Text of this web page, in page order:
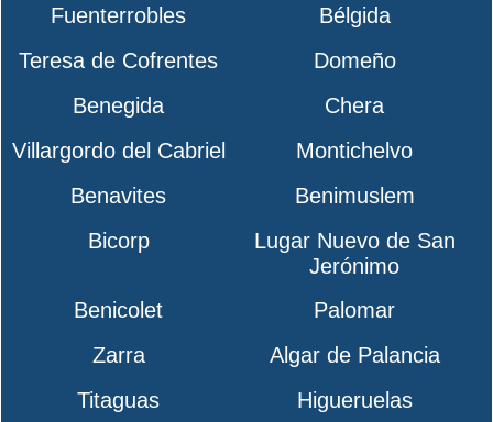
Fuenterrobles
Bélgida
Teresa de Cofrentes
Domeño
Benegida
Chera
Villargordo del Cabriel
Montichelvo
Benavites
Benimuslem
Bicorp
Lugar Nuevo de San
Jerónimo
Benicolet
Palomar
Zarra
Algar de Palancia
Titaguas
Higueruelas